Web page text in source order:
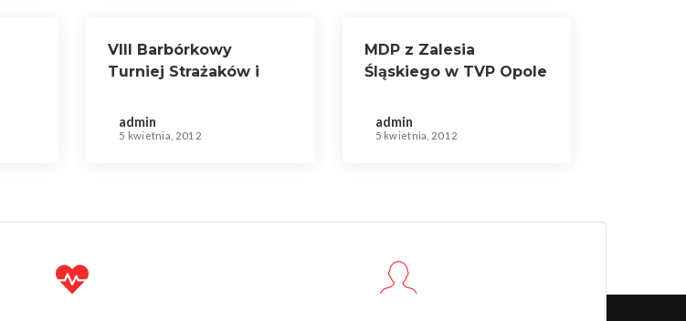
VIII Barbórkowy
Turniej Strażaków i
admin
5 kwietnia, 2012
MDP z Zalesia
Śląskiego w TVP Opole
admin
5 kwietnia, 2012